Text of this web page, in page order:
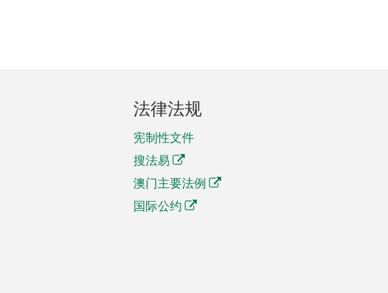
法律法规
宪制性文件
搜法易
澳门主要法例
国际公约